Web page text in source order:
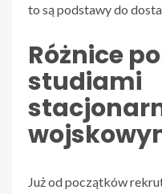
to są podstawy do
Różnice
studiami
Już od początków